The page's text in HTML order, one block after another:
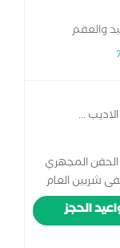
والعقم
المتقدمة
...
الحقن المجهري
شربين العام
ومستشفى
امراض
والتوليد
الحجز